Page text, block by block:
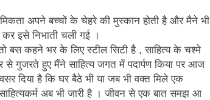
अपने बच्चों के चेहरे की मुस्कान होती है और मैने भी
इसे निभाती चली गई ।
कहने भर के लिए स्टील सिटी है , साहित्य के चश्मे
से गुजरते हुए मैंने साहित्य जगत में पदार्पण किया पर आज
दिया है कि घर बैठे भी या जब भी वक्त मिले एक
अब भी जारी है । जीवन से एक बात समझ आ